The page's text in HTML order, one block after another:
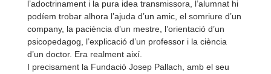
l’adoctrinament i la pura idea transmissora, l’alumnat hi
podíem trobar alhora l’ajuda d’un amic, el somriure d’un
company, la paciència d’un mestre, l’orientació d’un
psicopedagog, l’explicació d’un professor i la ciència
d’un doctor. Era realment així.
I precisament la Fundació Josep Pallach, amb el seu